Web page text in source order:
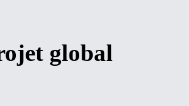
global